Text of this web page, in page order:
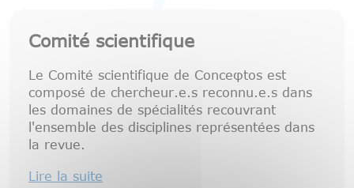
Comité scientifique
Le Comité scientifique de Conceφtos est
composé de chercheur.e.s reconnu.e.s dans
les domaines de spécialités recouvrant
l'ensemble des disciplines représentées dans
la revue.
Lire la suite